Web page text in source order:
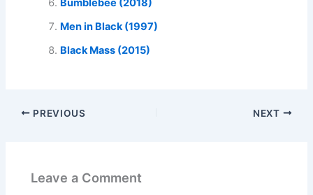
Bumblebee (2018)
Men in Black (1997)
Black Mass (2015)
PREVIOUS NEXT
Leave a Comment